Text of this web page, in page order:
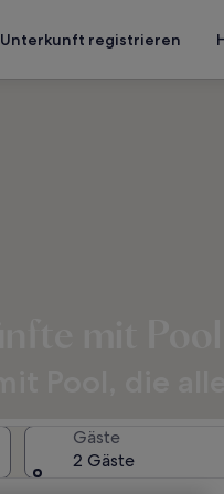
Unterkunft registrieren
Gäste
2 Gäste